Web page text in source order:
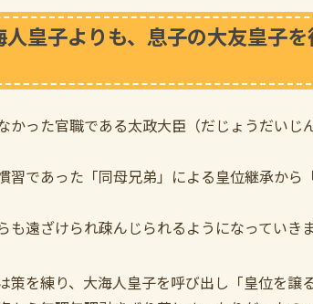
皇子よりも、息子の大友皇子
かった官職である太政大臣（だじょうだいじ
習であった「同母兄弟」による皇位継承から
遠ざけられ疎んじられるようになっていきま
を練り、大海人皇子を呼び出し「皇位を譲